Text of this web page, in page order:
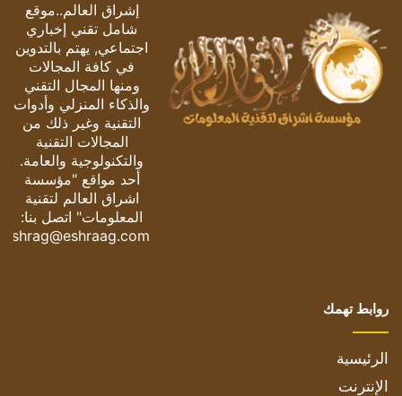
إشراق العالم..موقع
شامل تقني إخباري
اجتماعي, يهتم بالتدوين
في كافة المجالات
ومنها المجال التقني
والذكاء المنزلي وأدوات
التقنية وغير ذلك من
المجالات التقنية
والتكنولوجية والعامة.
أحد مواقع "مؤسسة
اشراق العالم لتقنية
المعلومات" اتصل بنا:
eshrag@eshraag.com
روابط تهمك
الرئيسية
الإنترنت